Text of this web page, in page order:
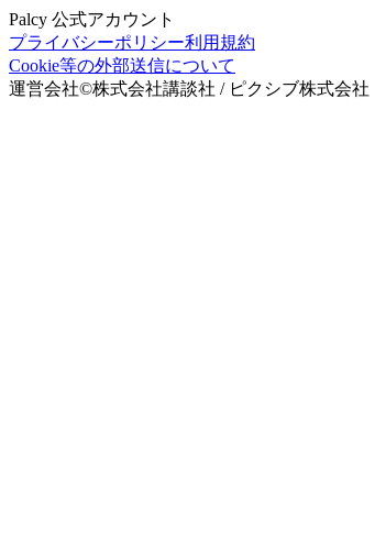
Palcy 公式アカウント
プライバシーポリシー利用規約
Cookie等の外部送信について
運営会社©株式会社講談社 / ピクシブ株式会社